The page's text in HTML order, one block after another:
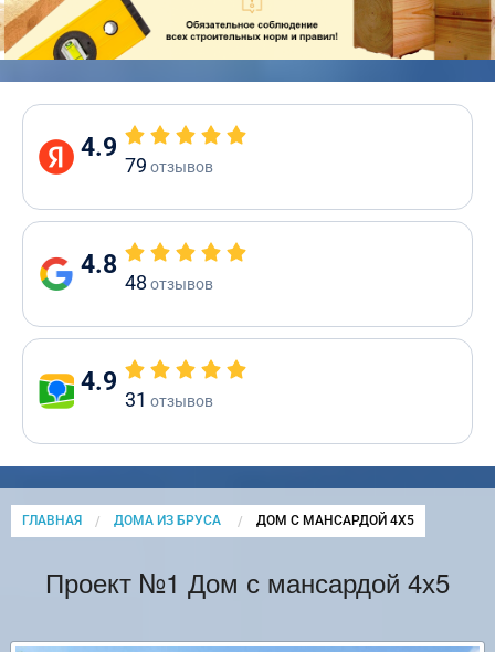
4.9
79 отзывов
4.8
48 отзывов
4.9
31 отзывов
ГЛАВНАЯ ДОМА ИЗ БРУСА CURRENT:
ДОМ С МАНСАРДОЙ 4Х5
Проект №1 Дом с мансардой 4х5